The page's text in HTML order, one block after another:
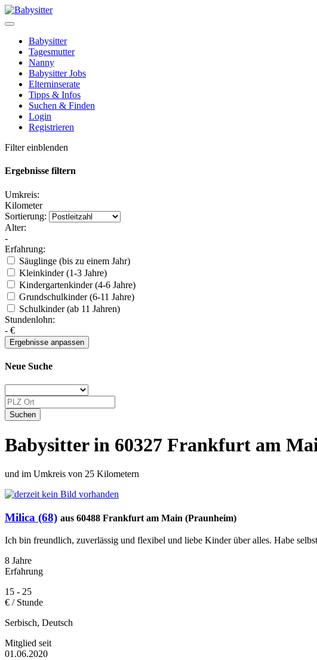
Babysitter
Tagesmutter
Nanny
Babysitter Jobs
Elterninserate
Tipps & Infos
Suchen & Finden
Login
Registrieren
Filter einblenden
Ergebnisse filtern
Umkreis:
Kilometer
Sortierung:
Alter:
-
Erfahrung:
Säuglinge (bis zu einem Jahr)
Kleinkinder (1-3 Jahre)
Kindergartenkinder (4-6 Jahre)
Grundschulkinder (6-11 Jahre)
Schulkinder (ab 11 Jahren)
Stundenlohn:
- €
Neue Suche
Babysitter in 60327 Frankfurt am
und im Umkreis von 25 Kilometern
Milica (68) aus 60488 Frankfurt am Main (Praunheim)
Ich bin freundlich, zuverlässig und flexibel und liebe Kinder über alles. Habe
8 Jahre
Erfahrung
15 - 25
€ / Stunde
Serbisch, Deutsch
Mitglied seit
01.06.2020